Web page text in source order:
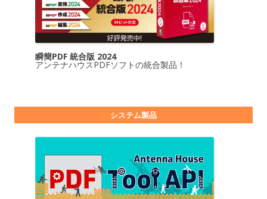
瞬簡PDF 統合版 2024
アンテナハウスPDFソフトの統合製品！
システム製品